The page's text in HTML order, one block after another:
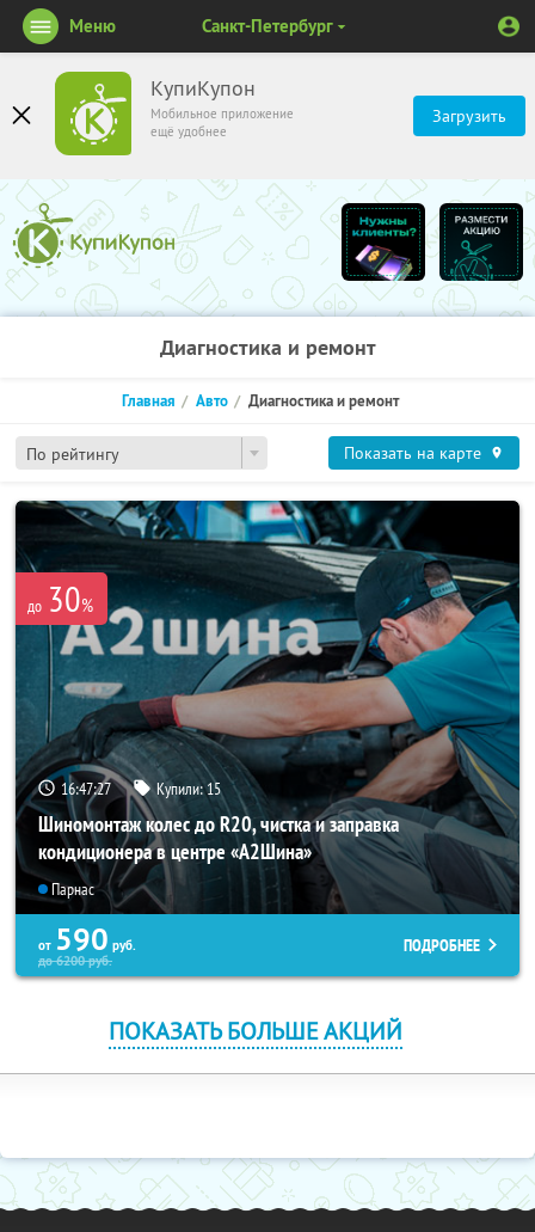
КупиКупон
Мобильное приложение
ещё удобнее
Загрузить
Меню Санкт-Петербург
Диагностика и ремонт
По рейтингу
Главная Авто Диагностика и ремонт
Показать на карте
до 30%
16:47:27 Купили:15
Шиномонтаж колес до R20, чистка и заправка
кондиционера в центре «A2Шина»
Парнас
от 590 руб.
до6200руб.
ПОДРОБНЕЕ
ПОКАЗАТЬ БОЛЬШЕ АКЦИЙ